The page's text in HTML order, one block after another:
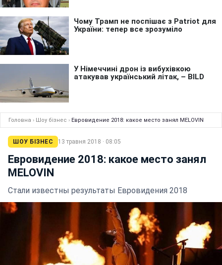
Головна › Шоу бізнес › Евровидение 2018: какое место занял MELOVIN
ШОУ БІЗНЕС 13 травня 2018 · 08:05
Евровидение 2018: какое место занял
MELOVIN
Стали известны результаты Евровидения 2018